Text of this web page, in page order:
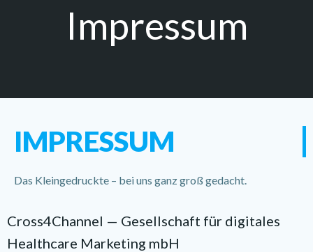
Impressum
IMPRESSUM
Das Kleingedruckte – bei uns ganz groß gedacht.
Cross4Channel — Gesellschaft für digitales
Healthcare Marketing mbH